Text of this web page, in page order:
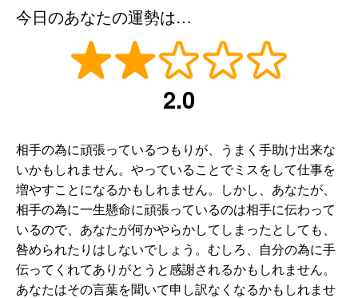
今日のあなたの運勢は…
2.0
相手の為に頑張っているつもりが、うまく手助け出来な
いかもしれません。やっていることでミスをして仕事を
増やすことになるかもしれません。しかし、あなたが、
相手の為に一生懸命に頑張っているのは相手に伝わって
いるので、あなたが何かやらかしてしまったとしても、
咎められたりはしないでしょう。むしろ、自分の為に手
伝ってくれてありがとうと感謝されるかもしれません。
あなたはその言葉を聞いて申し訳なくなるかもしれませ